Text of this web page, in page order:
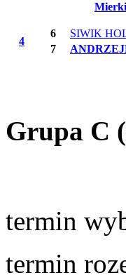
4
6 SIWIK
7
Grupa C
termin
termin